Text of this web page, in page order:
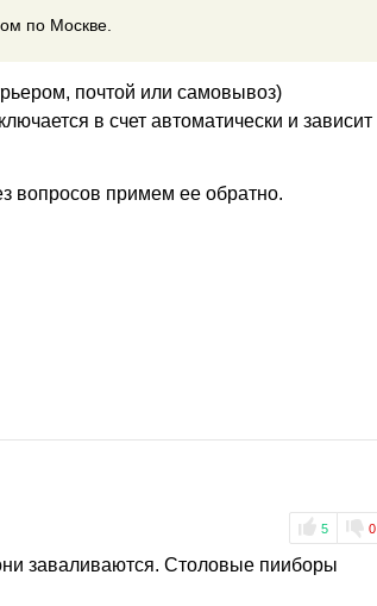
по Москве.
почтой или самовывоз)
в счет автоматически и зависит
вопросов примем ее обратно.
5 0
заваливаются. Столовые пииборы